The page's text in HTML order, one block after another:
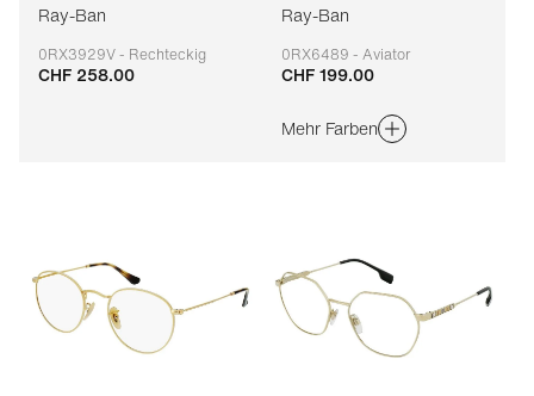
Ray-Ban
0RX3929V - Rechteckig
Anpassbar
CHF 258.00
Ray-Ban
0RX6489 - Aviator
Anpassbar
CHF 199.00
Mehr Farben